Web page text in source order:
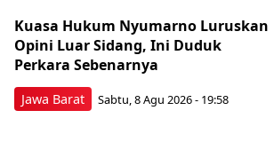
Jawa Barat
Kuasa Hukum Nyumarno Luruskan
Opini Luar Sidang, Ini Duduk
Perkara Sebenarnya ​
Sabtu, 8 Agu 2026 - 19:58